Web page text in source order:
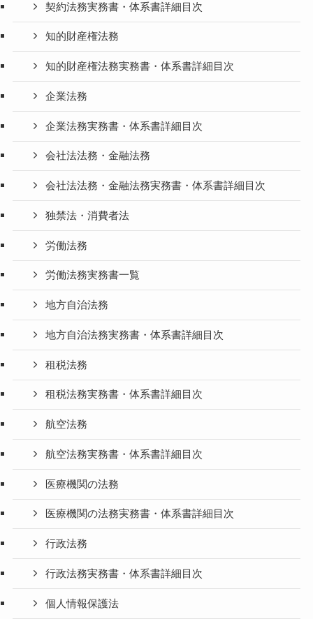
契約法務実務書・体系書詳細目次
知的財産権法務
知的財産権法務実務書・体系書詳細目次
企業法務
企業法務実務書・体系書詳細目次
会社法法務・金融法務
会社法法務・金融法務実務書・体系書詳細目次
独禁法・消費者法
労働法務
労働法務実務書一覧
地方自治法務
地方自治法務実務書・体系書詳細目次
租税法務
租税法務実務書・体系書詳細目次
航空法務
航空法務実務書・体系書詳細目次
医療機関の法務
医療機関の法務実務書・体系書詳細目次
行政法務
行政法務実務書・体系書詳細目次
個人情報保護法